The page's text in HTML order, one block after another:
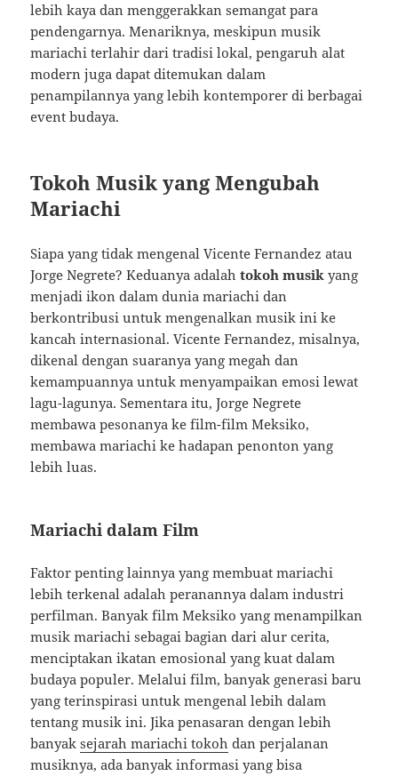
lebih kaya dan menggerakkan semangat para
pendengarnya. Menariknya, meskipun musik
mariachi terlahir dari tradisi lokal, pengaruh alat
modern juga dapat ditemukan dalam
penampilannya yang lebih kontemporer di berbagai
event budaya.
Tokoh Musik yang Mengubah
Mariachi
Siapa yang tidak mengenal Vicente Fernandez atau
Jorge Negrete? Keduanya adalahtokoh musik yang
menjadi ikon dalam dunia mariachi dan
berkontribusi untuk mengenalkan musik ini ke
kancah internasional. Vicente Fernandez, misalnya,
dikenal dengan suaranya yang megah dan
kemampuannya untuk menyampaikan emosi lewat
lagu-lagunya. Sementara itu, Jorge Negrete
membawa pesonanya ke film-film Meksiko,
membawa mariachi ke hadapan penonton yang
lebih luas.
Mariachi dalam Film
Faktor penting lainnya yang membuat mariachi
lebih terkenal adalah peranannya dalam industri
perfilman. Banyak film Meksiko yang menampilkan
musik mariachi sebagai bagian dari alur cerita,
menciptakan ikatan emosional yang kuat dalam
budaya populer. Melalui film, banyak generasi baru
yang terinspirasi untuk mengenal lebih dalam
tentang musik ini. Jika penasaran dengan lebih
banyaksejarah mariachi tokoh dan perjalanan
musiknya, ada banyak informasi yang bisa